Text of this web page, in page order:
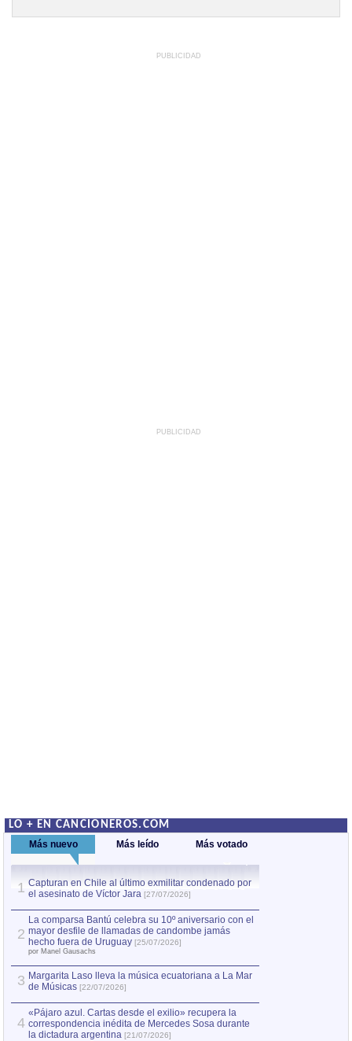
PUBLICIDAD
PUBLICIDAD
LO + EN CANCIONEROS.COM
Más nuevo Más leído Más votado
1 Capturan en Chile al último exmilitar condenado por
el asesinato de Víctor Jara [27/07/2026]
2
La comparsa Bantú celebra su 10º aniversario con el
mayor desfile de llamadas de candombe jamás
hecho fuera de Uruguay [25/07/2026]
por Manel Gausachs
3 Margarita Laso lleva la música ecuatoriana a La Mar
de Músicas [22/07/2026]
4
«Pájaro azul. Cartas desde el exilio» recupera la
correspondencia inédita de Mercedes Sosa durante
la dictadura argentina [21/07/2026]